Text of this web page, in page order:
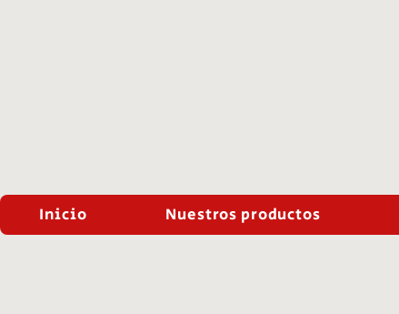
Inicio Nuestros productos